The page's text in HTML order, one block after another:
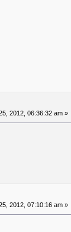
2012, 06:36:32 am »
2012, 07:10:16 am »